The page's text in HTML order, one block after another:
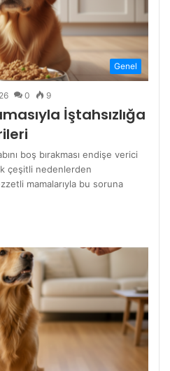
Genel
0 9
İştahsızlığa
boş bırakması endişe verici
çeşitli nedenlerden
mamalarıyla bu soruna